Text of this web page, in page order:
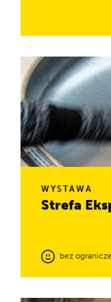
rozmawiać o
Rodzina robotów
WYSTAWA
Strefa
bez
ambitne i